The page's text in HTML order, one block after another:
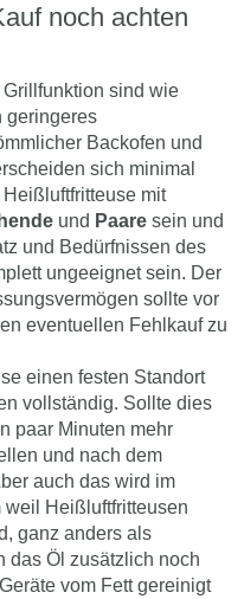
noch achten
sind wie
geringeres
Backofen und
sich minimal
mit
und Paare sein und
und Bedürfnissen des
ungeeignet sein. Der
sollte vor
eventuellen Fehlkauf zu
einen festen Standort
vollständig. Sollte dies
paar Minuten mehr
und nach dem
auch das wird im
weil Heißluftfritteusen
ganz anders als
das Öl zusätzlich noch
vom Fett gereinigt